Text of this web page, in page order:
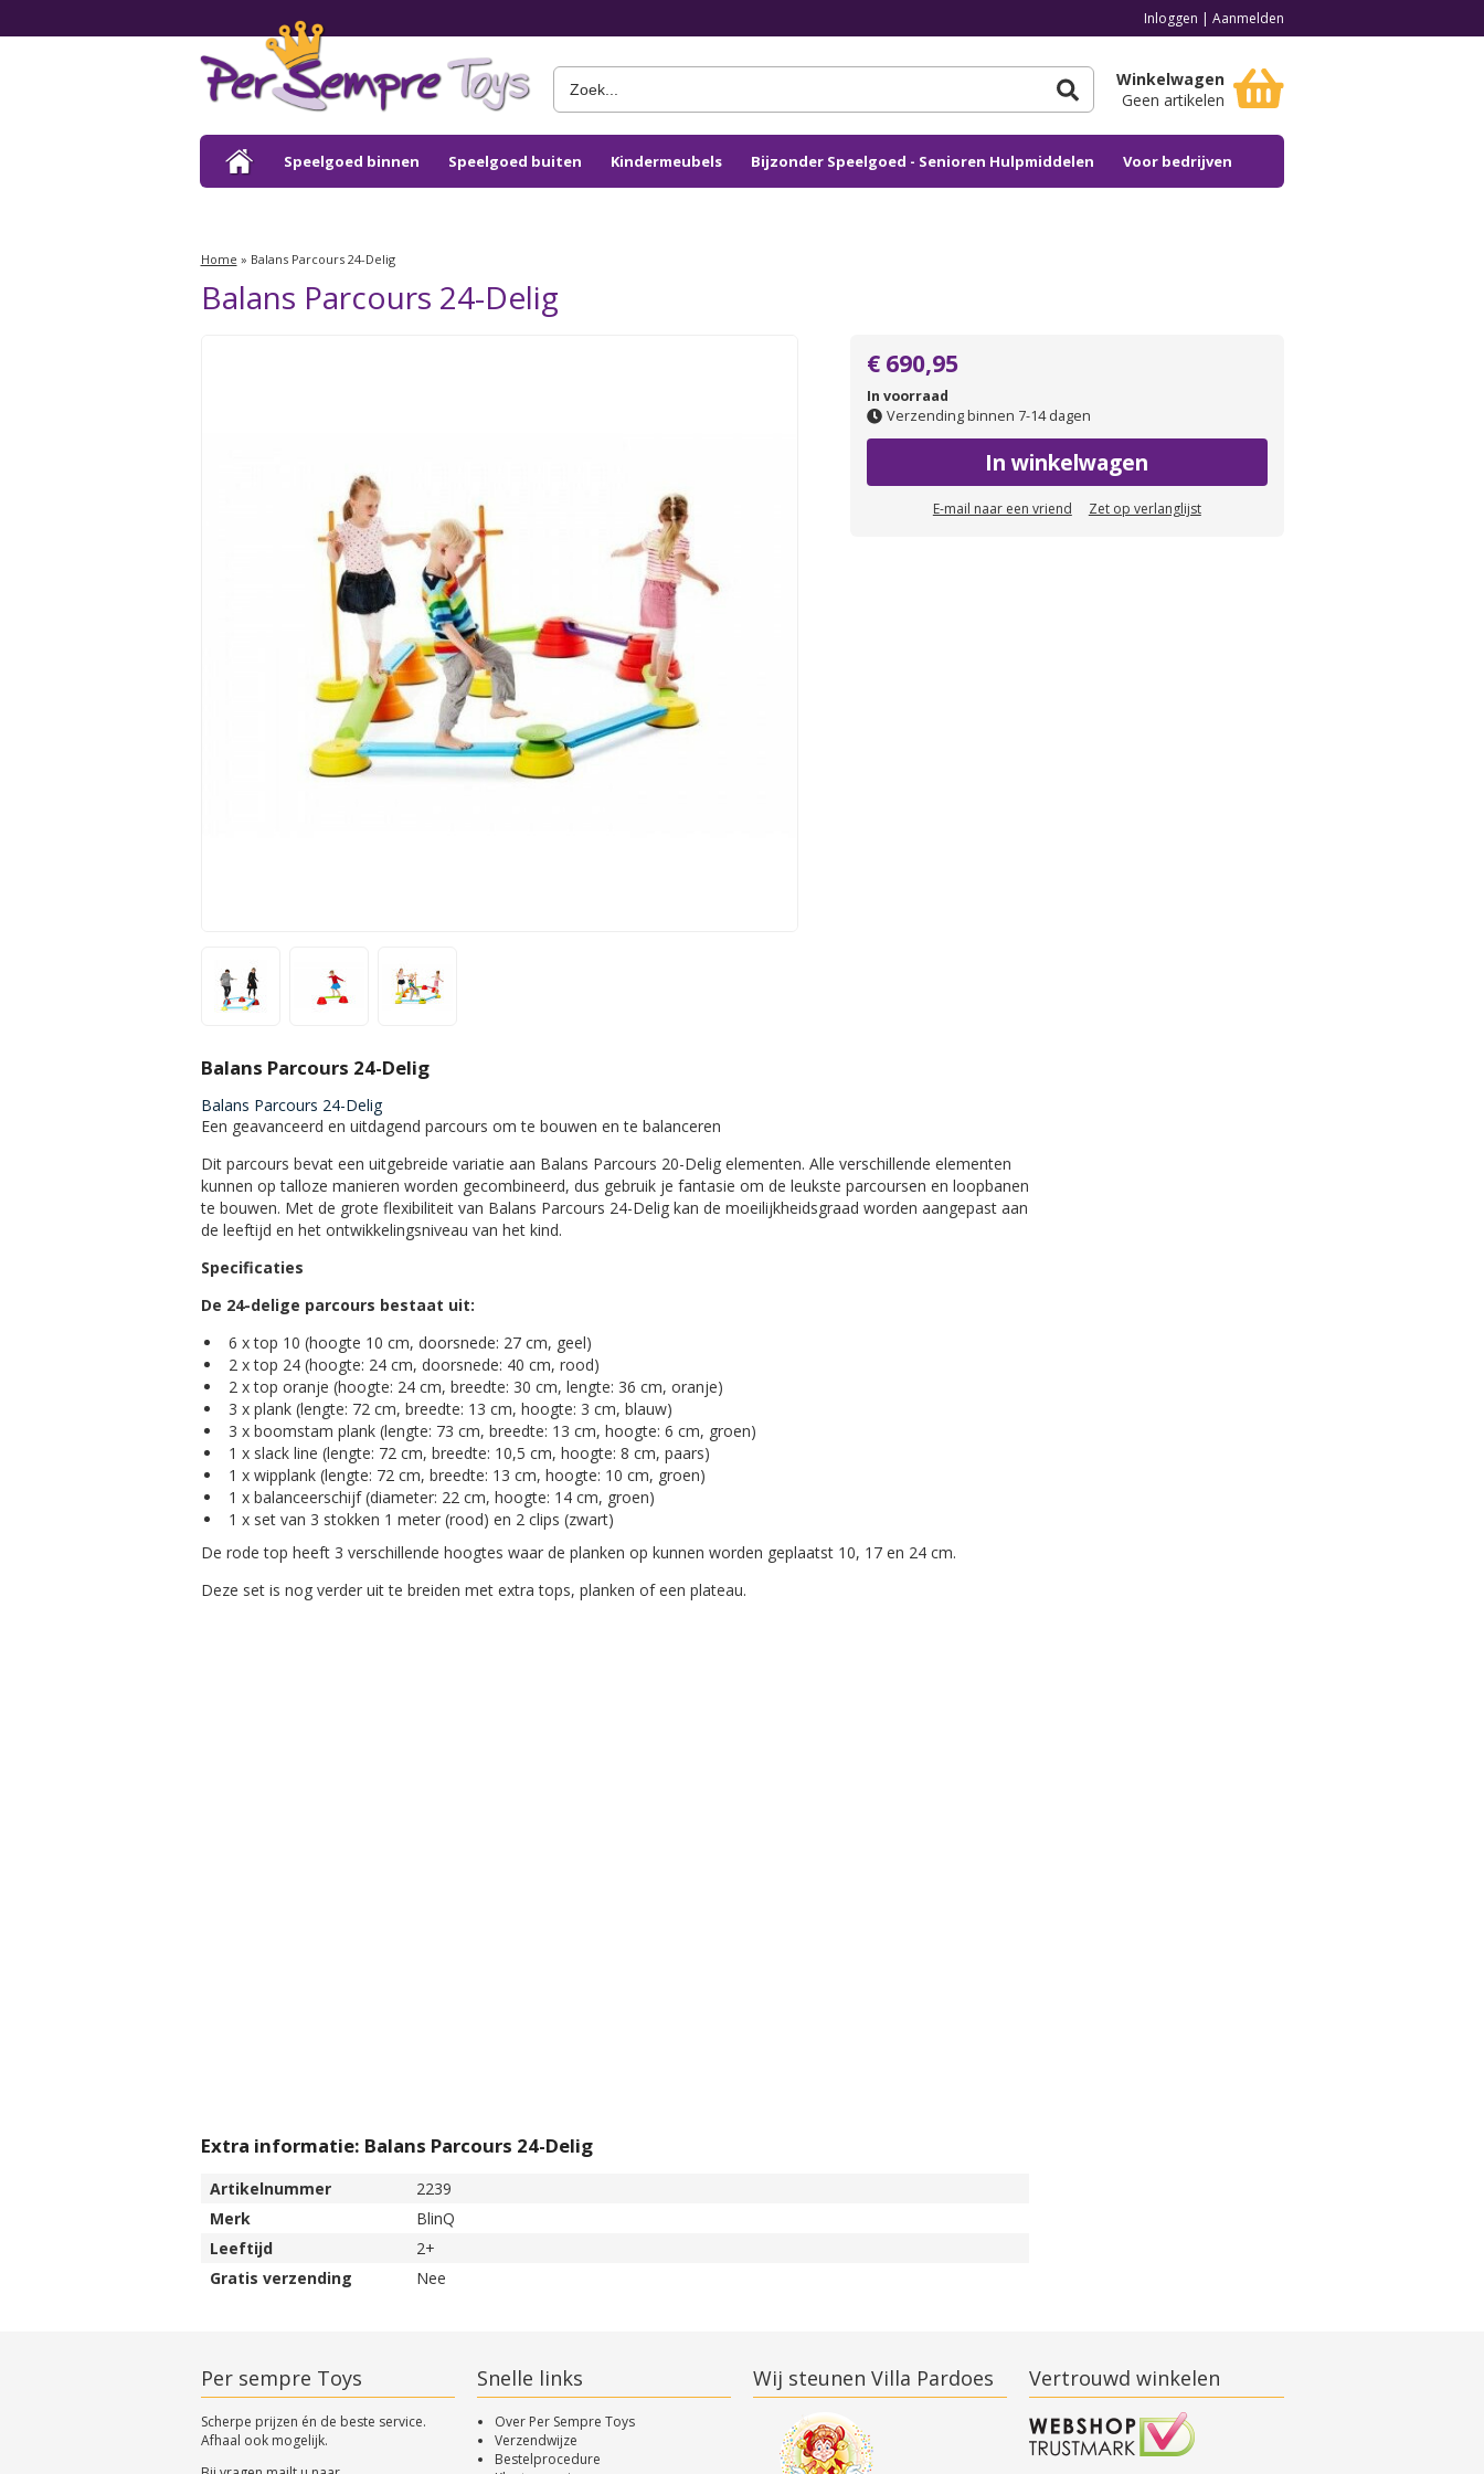
Inloggen | Aanmelden
Winkelwagen
Geen artikelen
Speelgoed binnen Speelgoed buiten Kindermeubels Bijzonder Speelgoed - Senioren Hulpmiddelen Voor bedrijven
Home » Balans Parcours 24-Delig
Balans Parcours 24-Delig
€ 690,95
In voorraad
Verzending binnen 7-14 dagen
In winkelwagen
E-mail naar een vriend Zet op verlanglijst
Balans Parcours 24-Delig
Balans Parcours 24-Delig
Een geavanceerd en uitdagend parcours om te bouwen en te balanceren
Dit parcours bevat een uitgebreide variatie aan Balans Parcours 20-Delig elementen. Alle verschillende elementen
kunnen op talloze manieren worden gecombineerd, dus gebruik je fantasie om de leukste parcoursen en loopbanen
te bouwen. Met de grote flexibiliteit van Balans Parcours 24-Delig kan de moeilijkheidsgraad worden aangepast aan
de leeftijd en het ontwikkelingsniveau van het kind.
Specificaties
De 24-delige parcours bestaat uit:
6 x top 10 (hoogte 10 cm, doorsnede: 27 cm, geel)
2 x top 24 (hoogte: 24 cm, doorsnede: 40 cm, rood)
2 x top oranje (hoogte: 24 cm, breedte: 30 cm, lengte: 36 cm, oranje)
3 x plank (lengte: 72 cm, breedte: 13 cm, hoogte: 3 cm, blauw)
3 x boomstam plank (lengte: 73 cm, breedte: 13 cm, hoogte: 6 cm, groen)
1 x slack line (lengte: 72 cm, breedte: 10,5 cm, hoogte: 8 cm, paars)
1 x wipplank (lengte: 72 cm, breedte: 13 cm, hoogte: 10 cm, groen)
1 x balanceerschijf (diameter: 22 cm, hoogte: 14 cm, groen)
1 x set van 3 stokken 1 meter (rood) en 2 clips (zwart)
De rode top heeft 3 verschillende hoogtes waar de planken op kunnen worden geplaatst 10, 17 en 24 cm.
Deze set is nog verder uit te breiden met extra tops, planken of een plateau.
Extra informatie: Balans Parcours 24-Delig
Artikelnummer
2239
Merk
BlinQ
Leeftijd
2+
Gratis verzending
Nee
Per sempre Toys
Scherpe prijzen én de beste service.
Afhaal ook mogelijk.
Snelle links
Over Per Sempre Toys
Verzendwijze
Bestelprocedure
Wij steunen Villa Pardoes Vertrouwd winkelen